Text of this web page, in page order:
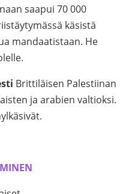
saapui 70 000
käsistä
mandaatistaan. He
Brittiläisen Palestiinan
ja arabien valtioksi.